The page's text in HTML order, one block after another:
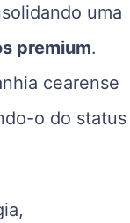
uma
premium.
cearense
o do status